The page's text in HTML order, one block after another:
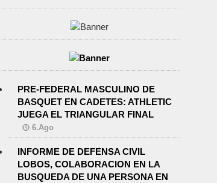
PRE-FEDERAL MASCULINO DE
BASQUET EN CADETES: ATHLETIC
JUEGA EL TRIANGULAR FINAL
6.Ago
INFORME DE DEFENSA CIVIL
LOBOS, COLABORACION EN LA
BUSQUEDA DE UNA PERSONA EN